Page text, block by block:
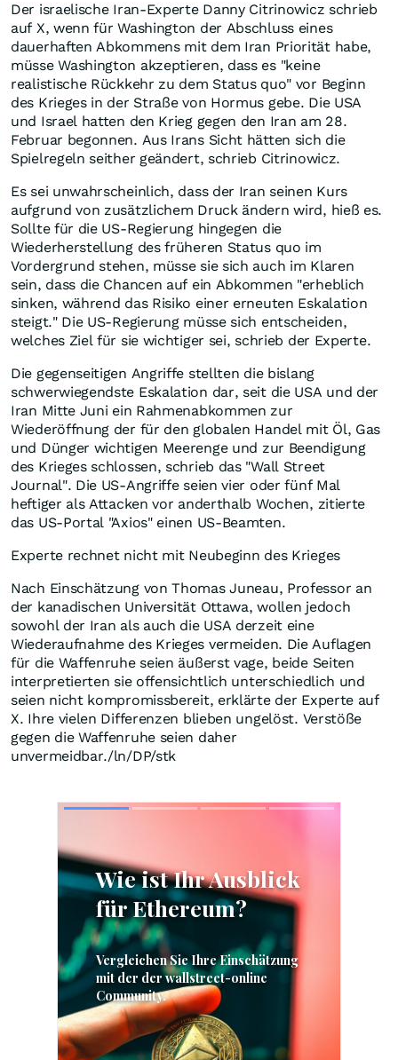
Der israelische Iran-Experte Danny Citrinowicz schrieb
auf X, wenn für Washington der Abschluss eines
dauerhaften Abkommens mit dem Iran Priorität habe,
müsse Washington akzeptieren, dass es "keine
realistische Rückkehr zu dem Status quo" vor Beginn
des Krieges in der Straße von Hormus gebe. Die USA
und Israel hatten den Krieg gegen den Iran am 28.
Februar begonnen. Aus Irans Sicht hätten sich die
Spielregeln seither geändert, schrieb Citrinowicz.
Es sei unwahrscheinlich, dass der Iran seinen Kurs
aufgrund von zusätzlichem Druck ändern wird, hieß es.
Sollte für die US-Regierung hingegen die
Wiederherstellung des früheren Status quo im
Vordergrund stehen, müsse sie sich auch im Klaren
sein, dass die Chancen auf ein Abkommen "erheblich
sinken, während das Risiko einer erneuten Eskalation
steigt." Die US-Regierung müsse sich entscheiden,
welches Ziel für sie wichtiger sei, schrieb der Experte.
Die gegenseitigen Angriffe stellten die bislang
schwerwiegendste Eskalation dar, seit die USA und der
Iran Mitte Juni ein Rahmenabkommen zur
Wiederöffnung der für den globalen Handel mit Öl, Gas
und Dünger wichtigen Meerenge und zur Beendigung
des Krieges schlossen, schrieb das "Wall Street
Journal". Die US-Angriffe seien vier oder fünf Mal
heftiger als Attacken vor anderthalb Wochen, zitierte
das US-Portal "Axios" einen US-Beamten.
Experte rechnet nicht mit Neubeginn des Krieges
Nach Einschätzung von Thomas Juneau, Professor an
der kanadischen Universität Ottawa, wollen jedoch
sowohl der Iran als auch die USA derzeit eine
Wiederaufnahme des Krieges vermeiden. Die Auflagen
für die Waffenruhe seien äußerst vage, beide Seiten
interpretierten sie offensichtlich unterschiedlich und
seien nicht kompromissbereit, erklärte der Experte auf
X. Ihre vielen Differenzen blieben ungelöst. Verstöße
gegen die Waffenruhe seien daher
unvermeidbar./ln/DP/stk